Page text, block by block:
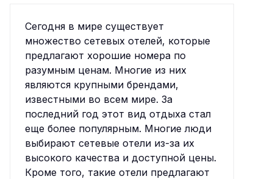
Сегодня в мире существует
множество сетевых отелей, которые
предлагают хорошие номера по
разумным ценам. Многие из них
являются крупными брендами,
известными во всем мире. За
последний год этот вид отдыха стал
еще более популярным. Многие люди
выбирают сетевые отели из-за их
высокого качества и доступной цены.
Кроме того, такие отели предлагают